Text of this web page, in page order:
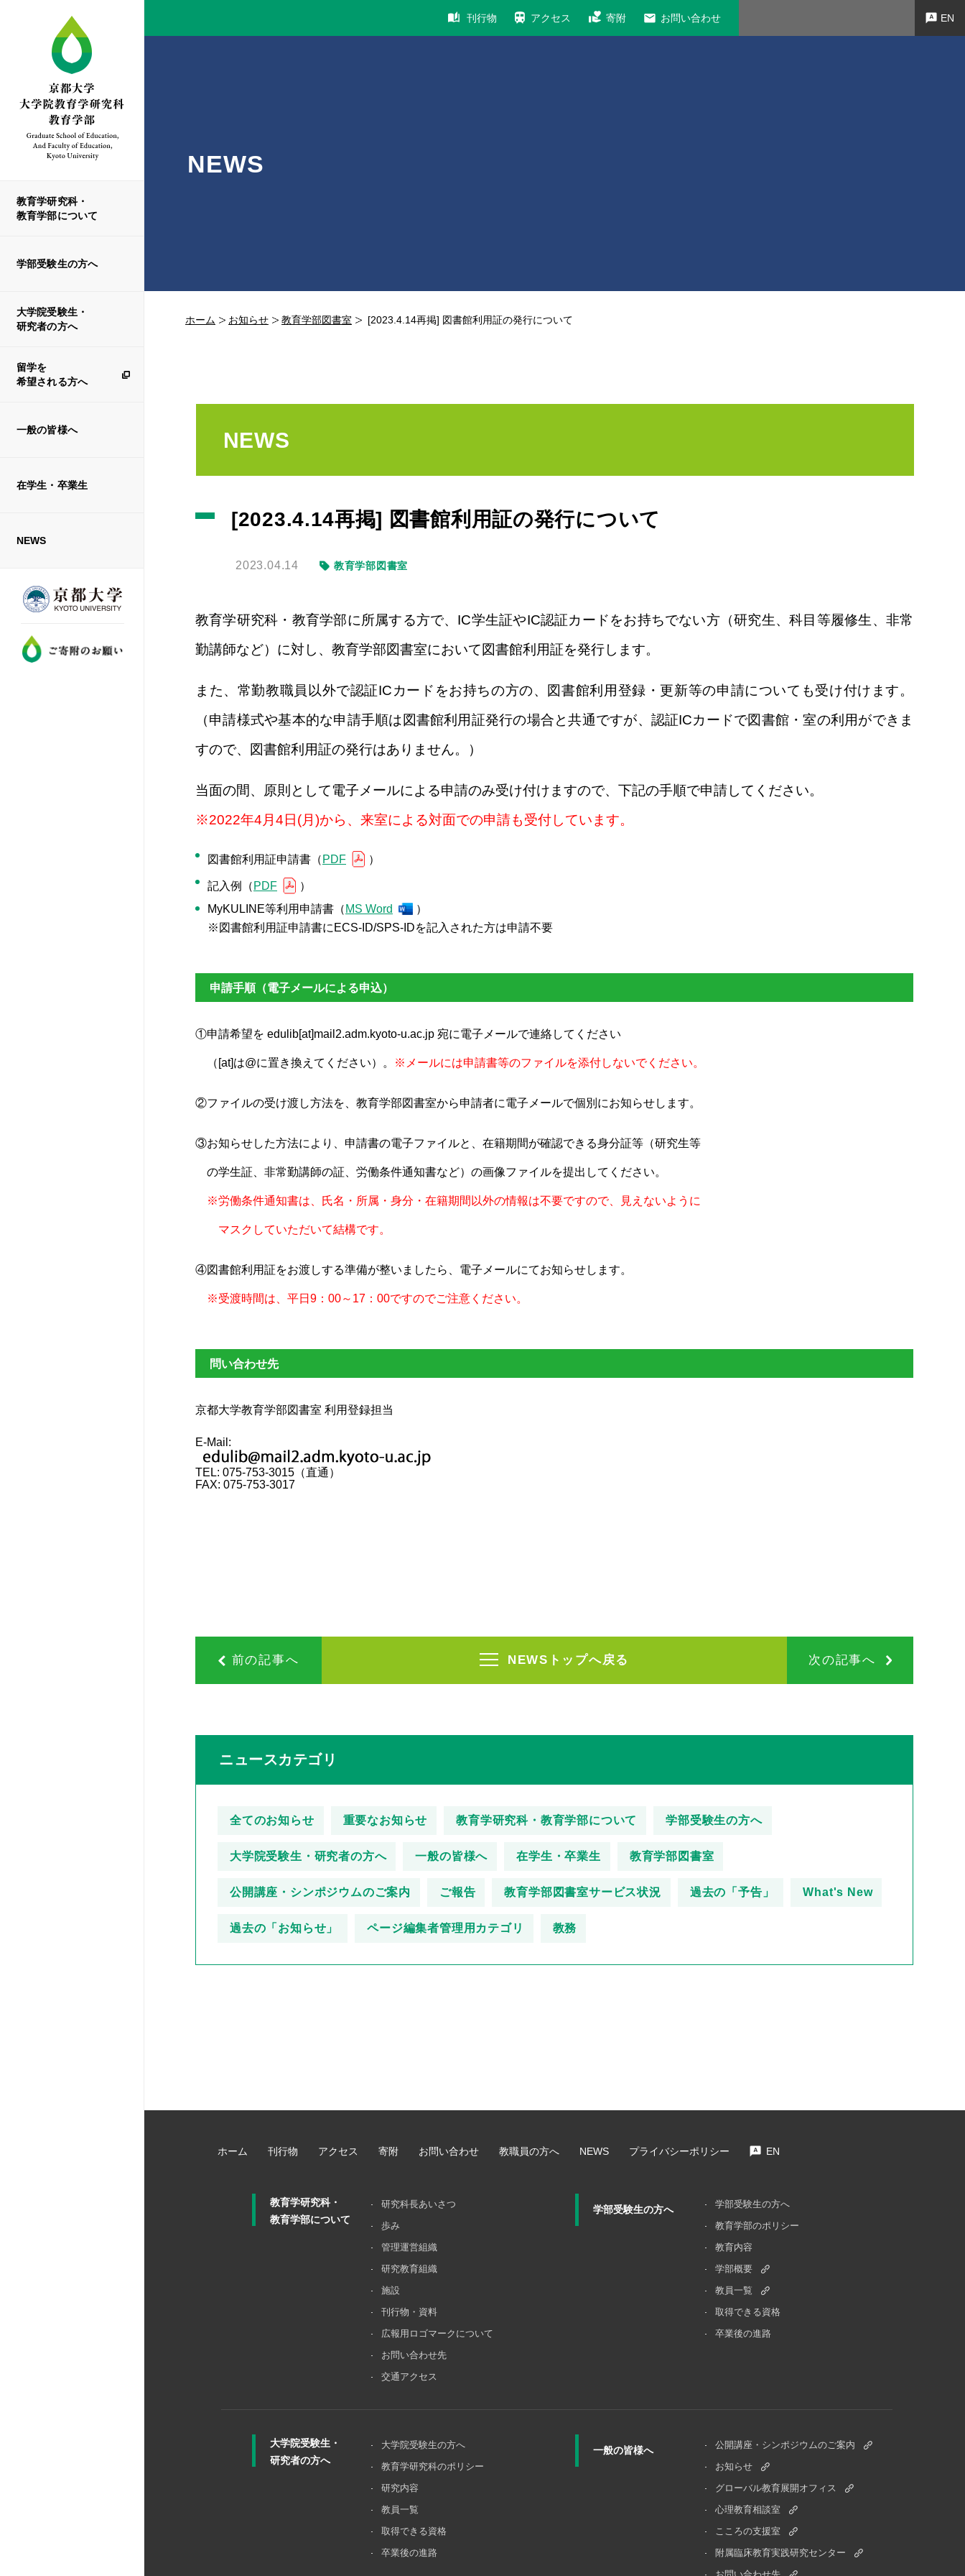
教育学研究科・
教育学部について
学部受験生の方へ
大学院受験生・
研究者の方へ
留学を
希望される方へ
一般の皆様へ
在学生・卒業生
NEWS
刊行物 アクセス 寄附 お問い合わせ EN
NEWS
ホーム お知らせ 教育学部図書室 [2023.4.14再掲] 図書館利用証の発行について
NEWS
[2023.4.14再掲] 図書館利用証の発行について
2023.04.14 教育学部図書室
教育学研究科・教育学部に所属する方で、IC学生証やIC認証カードをお持ちでない方（研究生、科目等履修生、非常
勤講師など）に対し、教育学部図書室において図書館利用証を発行します。
また、常勤教職員以外で認証ICカードをお持ちの方の、図書館利用登録・更新等の申請についても受け付けます。
（申請様式や基本的な申請手順は図書館利用証発行の場合と共通ですが、認証ICカードで図書館・室の利用ができま
すので、図書館利用証の発行はありません。）
当面の間、原則として電子メールによる申請のみ受け付けますので、下記の手順で申請してください。
※2022年4月4日(月)から、来室による対面での申請も受付しています。
図書館利用証申請書（ PDF ）
記入例（ PDF
）
MyKULINE等利用申請書（ MS Word
）
※図書館利用証申請書にECS-ID/SPS-IDを記入された方は申請不要
申請手順（電子メールによる申込）
①申請希望を edulib[at]mail2.adm.kyoto-u.ac.jp 宛に電子メールで連絡してください
（ [at]は@に置き換えてください）。 ※メールには申請書等のファイルを添付しないでください。
②ファイルの受け渡し方法を、教育学部図書室から申請者に電子メールで個別にお知らせします。
③お知らせした方法により、申請書の電子ファイルと、在籍期間が確認できる身分証等 （研究生等
の学生証、非常勤講師の証、労働条件通知書など）の画像ファイルを提出してください。
※労働条件通知書は、氏名・所属・身分・在籍期間以外の情報は不要ですので、見えないように
マスクしていただいて結構です。
④図書館利用証をお渡しする準備が整いましたら、電子メールにてお知らせします。
※受渡時間は、平日9：00～17：00ですのでご注意ください。
問い合わせ先
京都大学教育学部図書室 利用登録担当
E-Mail:
TEL: 075-753-3015（直通）
FAX: 075-753-3017
前の記事へ NEWSトップへ戻る 次の記事へ
ニュースカテゴリ
全てのお知らせ 重要なお知らせ 教育学研究科・教育学部について 学部受験生の方へ
大学院受験生・研究者の方へ 一般の皆様へ 在学生・卒業生 教育学部図書室
公開講座・シンポジウムのご案内 ご報告 教育学部図書室サービス状況 過去の「予告」 What's New
過去の「お知らせ」 ページ編集者管理用カテゴリ 教務
ホーム 刊行物 アクセス 寄附 お問い合わせ 教職員の方へ NEWS プライバシーポリシー EN
教育学研究科・
教育学部について
研究科長あいさつ
歩み
管理運営組織
研究教育組織
施設
刊行物・資料
広報用ロゴマークについて
お問い合わせ先
交通アクセス
学部受験生の方へ
学部受験生の方へ
教育学部のポリシー
教育内容
学部概要
教員一覧
取得できる資格
卒業後の進路
大学院受験生・
研究者の方へ
大学院受験⽣の⽅へ
教育学研究科のポリシー
研究内容
教員一覧
取得できる資格
卒業後の進路
一般の皆様へ
公開講座・シンポジウムのご案内
お知らせ
グローバル教育展開オフィス
心理教育相談室
こころの支援室
附属臨床教育実践研究センター